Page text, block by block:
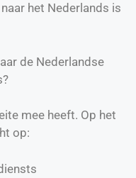
het Nederlands is
de Nederlandse
mee heeft. Op het
op: